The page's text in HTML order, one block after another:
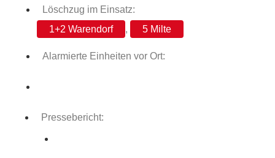
Löschzug im Einsatz:
1+2 Warendorf
, 5 Milte
Alarmierte Einheiten vor Ort:
Pressebericht: